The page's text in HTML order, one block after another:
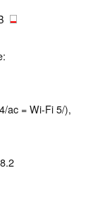
ac = Wi-Fi 5/),